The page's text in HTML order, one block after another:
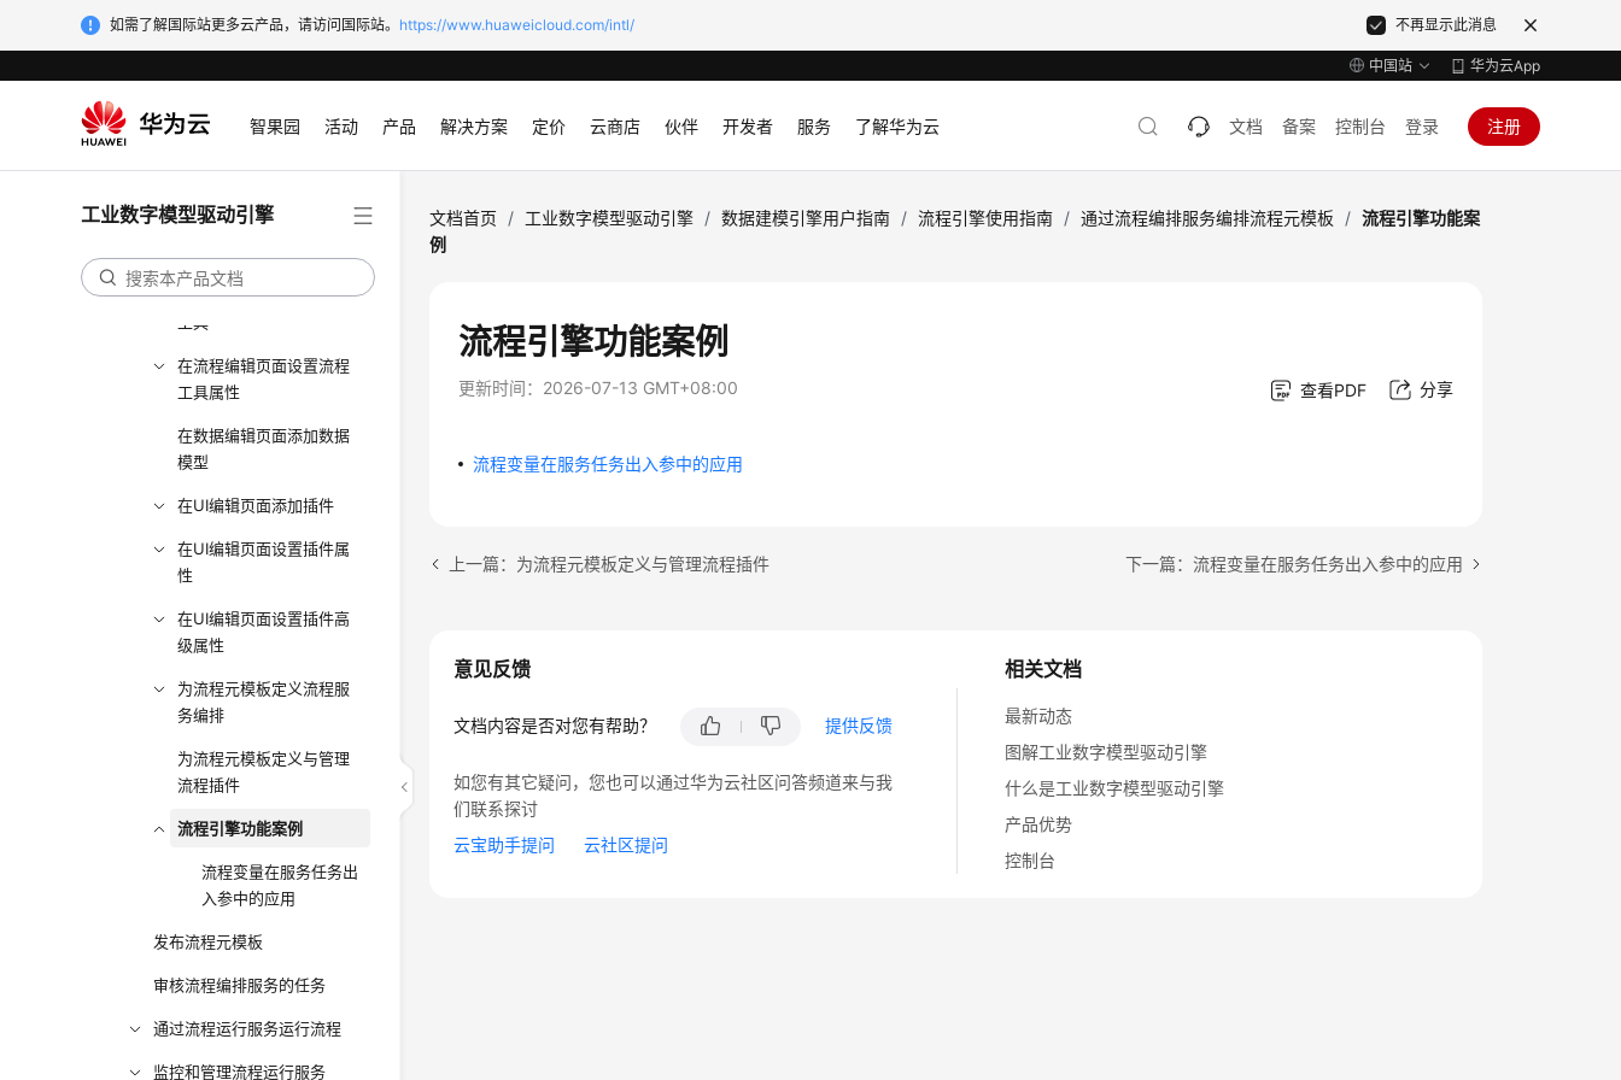
如需了解国际站更多云产品，请访问国际站。 https://www.huaweicloud.com/intl/ 不再显示此消息
中国站 华为云App
智果园 活动 产品 解决方案 定价 云商店 伙伴 开发者 服务 了解华为云 文档 备案 控制台 登录 注册
工业数字模型驱动引擎
流程引擎使用指南
如何访问流程引擎
通过流程编排服务编排流程元
在流程编辑页面配置流程
工具
在流程编辑页面设置流程
工具属性
在数据编辑页面添加数据
模型
在UI编辑页面添加插件
在UI编辑页面设置插件属
性
在UI编辑页面设置插件高
级属性
为流程元模板定义流程服
务编排
为流程元模板定义与管理
流程插件
流程引擎功能案例
流程变量在服务任务出
入参中的应用
发布流程元模板
审核流程编排服务的任务
通过流程运行服务运行流程
监控和管理流程运行服务
文档首页 / 工业数字模型驱动引擎 / 数据建模引擎用户指南 / 流程引擎使用指南 / 通过流程编排服务编排流程元模板 / 流程引擎功能案
例
流程引擎功能案例
更新时间： 2026-07-13 GMT+08:00 查看PDF 分享
流程变量在服务任务出入参中的应用
上一篇：为流程元模板定义与管理流程插件 下一篇：流程变量在服务任务出入参中的应用
相关文档
最新动态
图解工业数字模型驱动引擎
什么是工业数字模型驱动引擎
产品优势
控制台
意见反馈
文档内容是否对您有帮助？ 提供反馈
如您有其它疑问，您也可以通过华为云社区问答频道来与我
们联系探讨
云宝助手提问
云社区提问